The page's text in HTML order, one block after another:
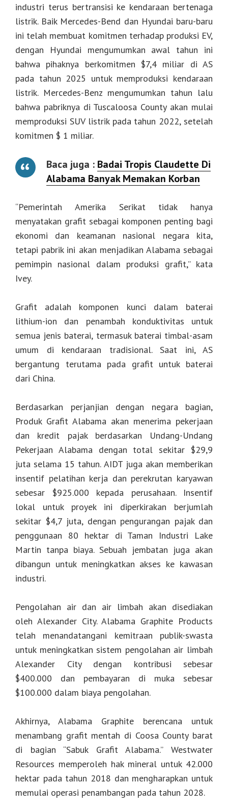
industri terus bertransisi ke kendaraan bertenaga
listrik. Baik Mercedes-Bend dan Hyundai baru-baru
ini telah membuat komitmen terhadap produksi EV,
dengan Hyundai mengumumkan awal tahun ini
bahwa pihaknya berkomitmen $7,4 miliar di AS
pada tahun 2025 untuk memproduksi kendaraan
listrik. Mercedes-Benz mengumumkan tahun lalu
bahwa pabriknya di Tuscaloosa County akan mulai
memproduksi SUV listrik pada tahun 2022, setelah
komitmen $ 1 miliar.
Baca juga : Badai Tropis Claudette Di
Alabama Banyak Memakan Korban
“Pemerintah Amerika Serikat tidak hanya
menyatakan grafit sebagai komponen penting bagi
ekonomi dan keamanan nasional negara kita,
tetapi pabrik ini akan menjadikan Alabama sebagai
pemimpin nasional dalam produksi grafit,” kata
Ivey.
Grafit adalah komponen kunci dalam baterai
lithium-ion dan penambah konduktivitas untuk
semua jenis baterai, termasuk baterai timbal-asam
umum di kendaraan tradisional. Saat ini, AS
bergantung terutama pada grafit untuk baterai
dari China.
Berdasarkan perjanjian dengan negara bagian,
Produk Grafit Alabama akan menerima pekerjaan
dan kredit pajak berdasarkan Undang-Undang
Pekerjaan Alabama dengan total sekitar $29,9
juta selama 15 tahun. AIDT juga akan memberikan
insentif pelatihan kerja dan perekrutan karyawan
sebesar $925.000 kepada perusahaan. Insentif
lokal untuk proyek ini diperkirakan berjumlah
sekitar $4,7 juta, dengan pengurangan pajak dan
penggunaan 80 hektar di Taman Industri Lake
Martin tanpa biaya. Sebuah jembatan juga akan
dibangun untuk meningkatkan akses ke kawasan
industri.
Pengolahan air dan air limbah akan disediakan
oleh Alexander City. Alabama Graphite Products
telah menandatangani kemitraan publik-swasta
untuk meningkatkan sistem pengolahan air limbah
Alexander City dengan kontribusi sebesar
$400.000 dan pembayaran di muka sebesar
$100.000 dalam biaya pengolahan.
Akhirnya, Alabama Graphite berencana untuk
menambang grafit mentah di Coosa County barat
di bagian “Sabuk Grafit Alabama.” Westwater
Resources memperoleh hak mineral untuk 42.000
hektar pada tahun 2018 dan mengharapkan untuk
memulai operasi penambangan pada tahun 2028.